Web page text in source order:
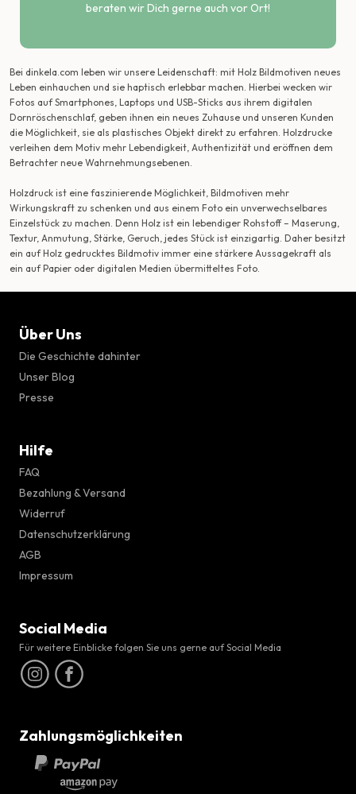
beraten wir Dich gerne auch vor Ort!
Bei dinkela.com leben wir unsere Leidenschaft: mit Holz Bildmotiven neues
Leben einhauchen und sie haptisch erlebbar machen. Hierbei wecken wir
Fotos auf Smartphones, Laptops und USB-Sticks aus ihrem digitalen
Dornröschenschlaf, geben ihnen ein neues Zuhause und unseren Kunden
die Möglichkeit, sie als plastisches Objekt direkt zu erfahren. Holzdrucke
verleihen dem Motiv mehr Lebendigkeit, Authentizität und eröffnen dem
Betrachter neue Wahrnehmungsebenen.
Holzdruck ist eine faszinierende Möglichkeit, Bildmotiven mehr
Wirkungskraft zu schenken und aus einem Foto ein unverwechselbares
Einzelstück zu machen. Denn Holz ist ein lebendiger Rohstoff – Maserung,
Textur, Anmutung, Stärke, Geruch, jedes Stück ist einzigartig. Daher besitzt
ein auf Holz gedrucktes Bildmotiv immer eine stärkere Aussagekraft als
ein auf Papier oder digitalen Medien übermitteltes Foto.
Über Uns
Die Geschichte dahinter
Unser Blog
Presse
Hilfe
FAQ
Bezahlung & Versand
Widerruf
Datenschutzerklärung
AGB
Impressum
Social Media
Für weitere Einblicke folgen Sie uns gerne auf Social Media
Zahlungsmöglichkeiten